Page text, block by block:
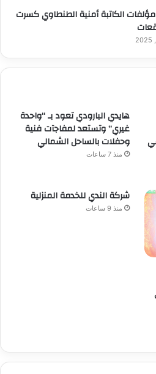
الكاتبة أمنية الطنطاوي كسرت
هايدي البارودي تعود بـ “واحدة
غيري” وتستعد لمفاجآت فنية
وحفلات بالساحل الشمالي
منذ 7 ساعات
شركة الندي للخدمة المنزلية
منذ 9 ساعات